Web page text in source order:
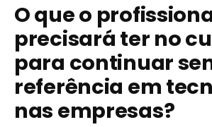
O que o
precisará ter no
para continuar
referência em
nas empresas?